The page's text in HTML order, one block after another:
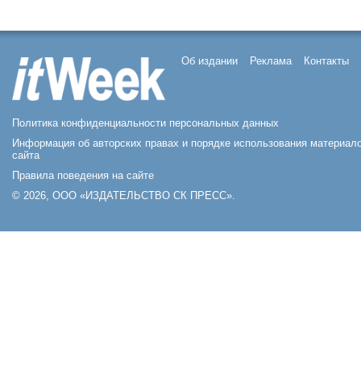
Об издании Реклама Контакты
Политика конфиденциальности персональных данных
Информация об авторских правах и порядке использования
сайта
Правила поведения на сайте
© 2026, ООО «ИЗДАТЕЛЬСТВО СК ПРЕСС».